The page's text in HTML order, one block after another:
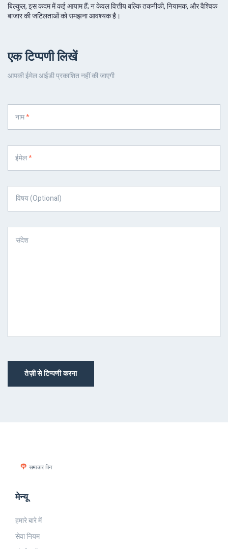
बिल्कुल, इस कदम में कई आयाम हैं; न केवल वित्तीय बल्कि तकनीकी, नियामक, और वैश्विक
बाजार की जटिलताओं को समझना आवश्यक है।
एक टिप्पणी लिखें
आपकी ईमेल आईडी प्रकाशित नहीं की जाएगी
तेज़ी से टिप्पणी करना
मेन्यू
हमारे बारे में
सेवा नियम